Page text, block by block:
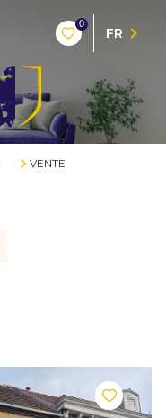
0
FR
VENTE